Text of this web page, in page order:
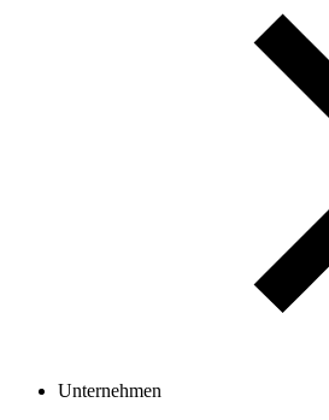
Unternehmen